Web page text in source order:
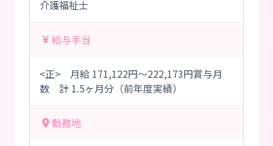
介護福祉士
給与手当
<正> 月給 171,122円～222,173円賞与月
数 計 1.5ヶ月分（前年度実績）
勤務地